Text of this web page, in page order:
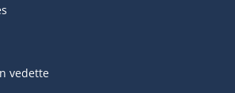
vedette